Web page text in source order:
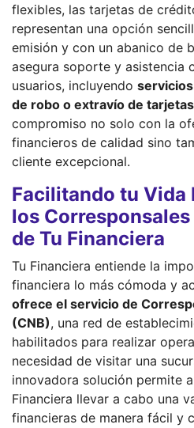
flexibles, las tarjetas de
representan una opción
emisión y con un abanico de
asegura soporte y asistencia
usuarios, incluyendo
de robo o extravío de tarjetas
compromiso no solo con la
financieros de calidad sino
cliente excepcional.
Facilitando tu Vida
los
de Tu Financiera
Tu Financiera entiende la
financiera lo más cómoda y
ofrece el servicio de
(CNB), una red de
habilitados para realizar
necesidad de visitar una
innovadora solución permite
Financiera llevar a cabo una
financieras de manera fácil y